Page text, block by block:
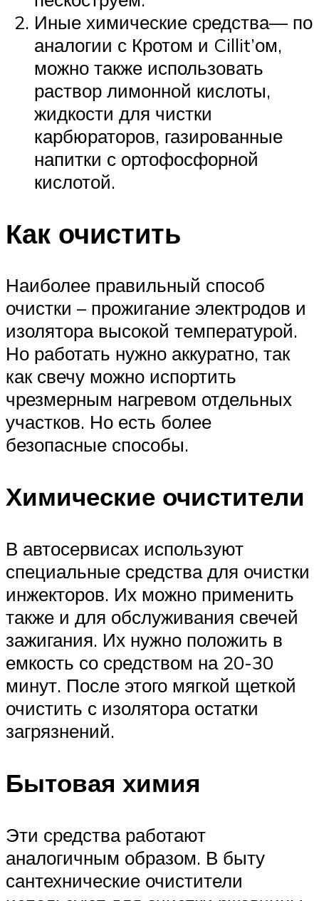
Иные химические средства— по
аналогии с Кротом и Cillit’ом,
можно также использовать
раствор лимонной кислоты,
жидкости для чистки
карбюраторов, газированные
напитки с ортофосфорной
кислотой.
Как очистить
Наиболее правильный способ
очистки – прожигание электродов и
изолятора высокой температурой.
Но работать нужно аккуратно, так
как свечу можно испортить
чрезмерным нагревом отдельных
участков. Но есть более
безопасные способы.
Химические очистители
В автосервисах используют
специальные средства для очистки
инжекторов. Их можно применить
также и для обслуживания свечей
зажигания. Их нужно положить в
емкость со средством на 20-30
минут. После этого мягкой щеткой
очистить с изолятора остатки
загрязнений.
Бытовая химия
Эти средства работают
аналогичным образом. В быту
сантехнические очистители